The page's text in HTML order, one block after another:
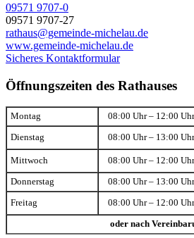
09571 9707-0
09571 9707-27
rathaus@gemeinde-michelau.de
www.gemeinde-michelau.de
Sicheres Kontaktformular
Öffnungszeiten des Rathauses
Montag 08:00 Uhr – 12:00 Uhr
Dienstag 08:00 Uhr – 13:00 Uhr
Mittwoch 08:00 Uhr – 12:00 Uhr
Donnerstag 08:00 Uhr – 13:00 Uhr
Freitag 08:00 Uhr – 12:00 Uhr
oder nach